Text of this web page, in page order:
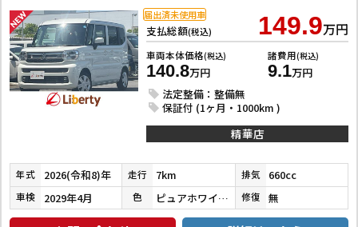
支払総額(税込) 149.9万円
車両本体価格(税込)
140.8万円
諸費用(税込)
9.1万円
法定整備：整備無
保証付 (1ヶ月・1000km )
届出済未使用車
精華店
年式 2026(令和8)年 走行 7km 排気 660cc
車検 2029年4月 色 ピュアホワイトパール 修復 無